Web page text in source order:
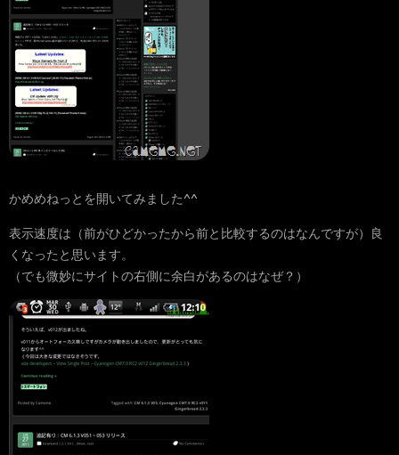
かめめねっとを開いてみました^^
表示速度は（前がひどかったから前と比較するのはなんですが）良
くなったと思います。
（でも微妙にサイトの右側に余白があるのはなぜ？）